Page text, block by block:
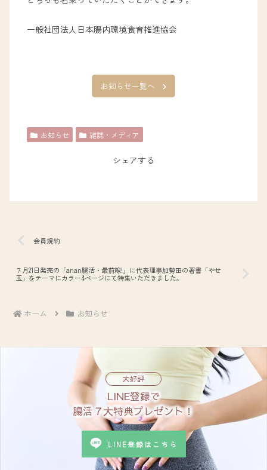
一般社団法人日本腸内環境食育推進協会
お知らせ一覧へ
お知らせ 雑誌・メディア
シェアする
会員規約
７月21日発売の「anan腸活・最前線!」に代表理事加勢田の著書「やせ
玉」をテーマにカラー4ページにて特集いただきました。
ホーム お知らせ
大好評
LINE登録で
腸活７大特典プレゼント！
LINE登録はこちら